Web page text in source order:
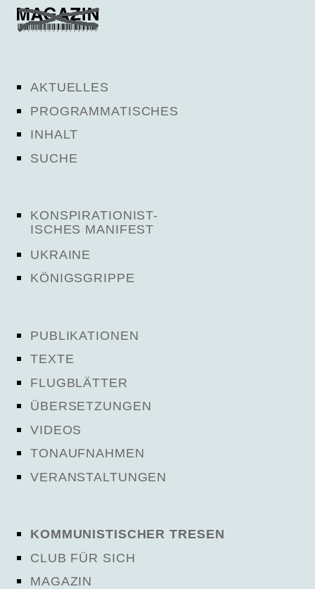
AKTUELLES
PROGRAMMATISCHES
INHALT
SUCHE
KONSPIRATIONIST-
ISCHES MANIFEST
UKRAINE
KÖNIGSGRIPPE
PUBLIKATIONEN
TEXTE
FLUGBLÄTTER
ÜBERSETZUNGEN
VIDEOS
TONAUFNAHMEN
VERANSTALTUNGEN
KOMMUNISTISCHER TRESEN
CLUB FÜR SICH
MAGAZIN